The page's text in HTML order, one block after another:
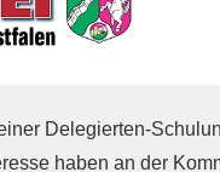
Delegierten-
haben an der